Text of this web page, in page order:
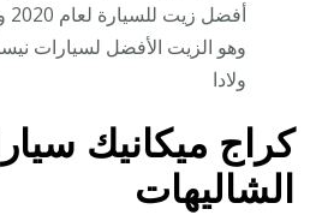
وهو الزيت الأفضل لسيارات
ولادا
كراج ميكانيك
الشاليهات